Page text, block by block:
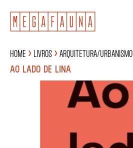
Home Livros
Arquitetura/Urbanismo
AO LADO DE LINA